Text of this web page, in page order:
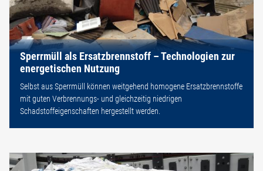
Sperrmüll als Ersatzbrennstoff – Technologien zur
energetischen Nutzung
Selbst aus Sperrmüll können weitgehend homogene Ersatzbrennstoffe
mit guten Verbrennungs- und gleichzeitig niedrigen
Schadstoffeigenschaften hergestellt werden.